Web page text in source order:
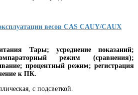
весов CAS CAUY/CAUX
Тары; усреднение показаний;
режим (сравнения);
процентный режим; регистрация
к ПК.
с подсветкой.